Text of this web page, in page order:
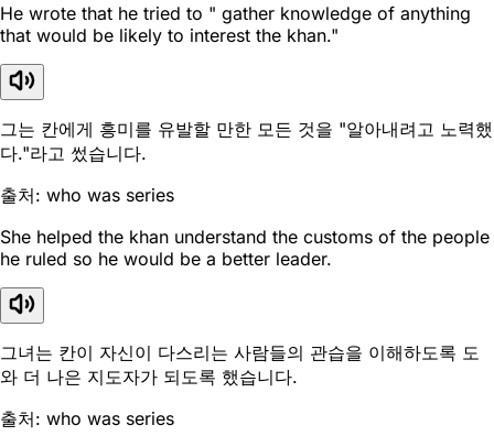
He wrote that he tried to " gather knowledge of anything
that would be likely to interest the khan."
그는 칸에게 흥미를 유발할 만한 모든 것을 "알아내려고 노력했
다."라고 썼습니다.
출처: who was series
She helped the khan understand the customs of the people
he ruled so he would be a better leader.
그녀는 칸이 자신이 다스리는 사람들의 관습을 이해하도록 도
와 더 나은 지도자가 되도록 했습니다.
출처: who was series